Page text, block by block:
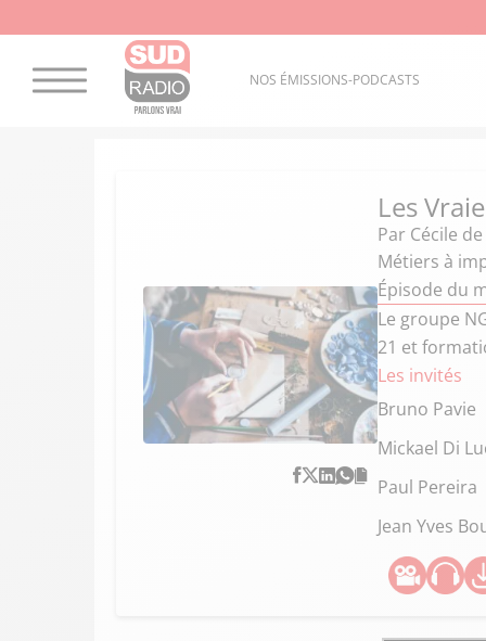
NOS ÉMISSIONS-PODCASTS
Les
Par Cécile
Métiers à
Épisode du
Le groupe
21 et
Les invités
Bruno Pavie
Mickael Di
Paul Pereira
Jean Yves